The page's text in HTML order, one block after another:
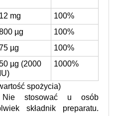
12 mg
100%
µg
100%
µg
100%
µg (2000
IU)
1000%
spożycia)
stosować u osób
składnik preparatu.